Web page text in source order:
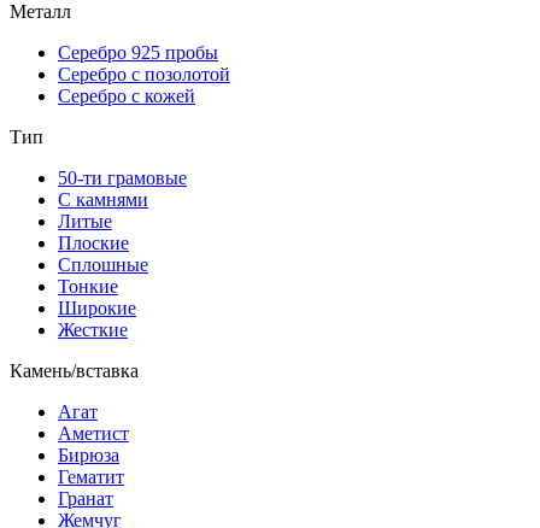
Металл
Серебро 925 пробы
Серебро с позолотой
Серебро с кожей
Тип
50-ти грамовые
С камнями
Литые
Плоские
Сплошные
Тонкие
Широкие
Жесткие
Камень/вставка
Агат
Аметист
Бирюза
Гематит
Гранат
Жемчуг